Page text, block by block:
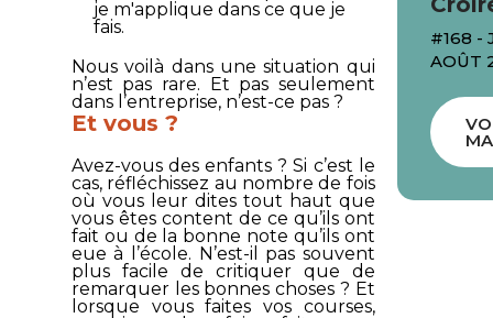
je m'applique dans ce que je
fais.
Nous voilà dans une situation qui
n’est pas rare. Et pas seulement
dans l’entreprise, n’est-ce pas ?
Et vous ?
Avez-vous des enfants ? Si c’est le
cas, réfléchissez au nombre de fois
où vous leur dites tout haut que
vous êtes content de ce qu’ils ont
fait ou de la bonne note qu’ils ont
eue à l’école. N’est-il pas souvent
plus facile de critiquer que de
remarquer les bonnes choses ? Et
lorsque vous faites vos courses,
#168 -
AOÛT